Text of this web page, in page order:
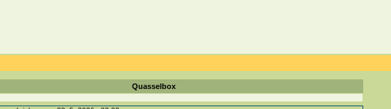
Quasselbox